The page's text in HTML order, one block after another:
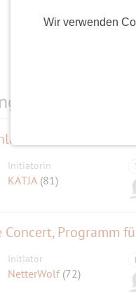
Wir verwenden
Events am
Initiatorin
KATJA (81)
Concert, Programm
Initiator
NetterWolf (72)